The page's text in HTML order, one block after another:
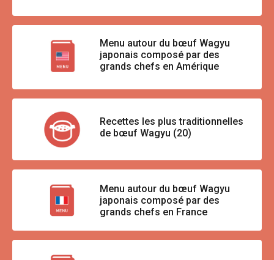
Menu autour du bœuf Wagyu
japonais composé par des
grands chefs en Amérique
Recettes les plus traditionnelles
de bœuf Wagyu (20)
Menu autour du bœuf Wagyu
japonais composé par des
grands chefs en France